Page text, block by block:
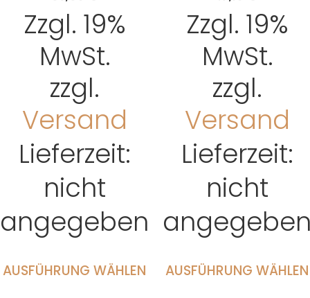
Zzgl. 19%
MwSt.
zzgl.
Versand
Lieferzeit:
nicht
angegeben
AUSFÜHRUNG WÄHLEN
Zzgl. 19%
MwSt.
zzgl.
Versand
Lieferzeit:
nicht
AUSFÜHRUNG WÄHLEN